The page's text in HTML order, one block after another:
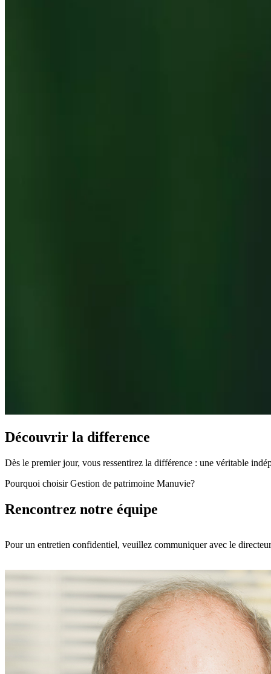
Découvrir la difference
Dès le premier jour, vous ressentirez la différence : une véritable
Pourquoi choisir Gestion de patrimoine Manuvie?
Rencontrez notre équipe
Pour un entretien confidentiel, veuillez communiquer avec le